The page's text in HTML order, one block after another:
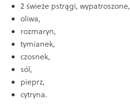
2 świeże pstrągi, wypatroszone,
oliwa,
rozmaryn,
tymianek,
czosnek,
sól,
pieprz,
cytryna.